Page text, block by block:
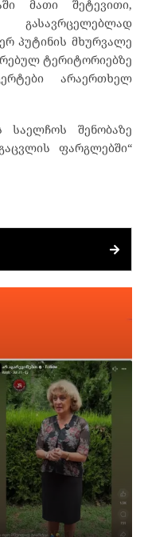
მათი შეტევითი,
გასავრცელებლად
პუტინის მხურვალე
ტერიტორიებზე
არაერთხელ
საელჩოს შენობაზე
ფარგლებში“